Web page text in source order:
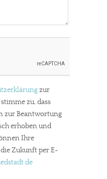
zur
zu, dass
zur Beantwortung
erhoben und
Ihre
Zukunft per E-